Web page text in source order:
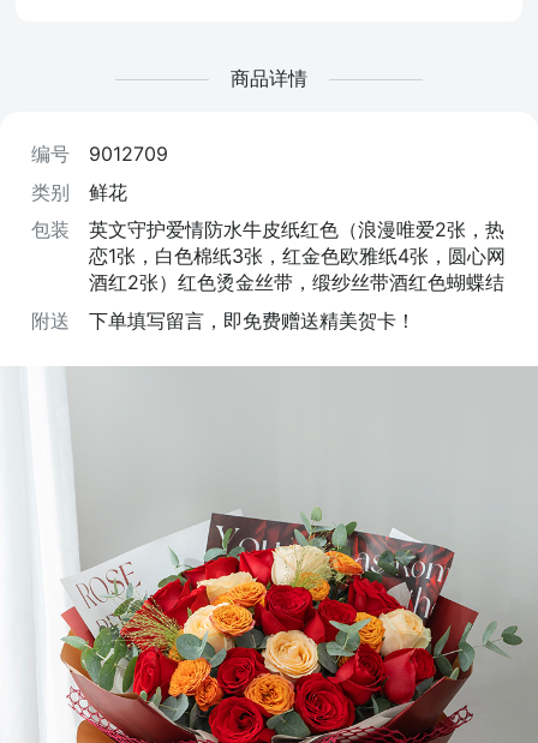
商品详情
编号
9012709
类别
鲜花
包装
英文守护爱情防水牛皮纸红色（浪漫唯爱2张，热
恋1张，白色棉纸3张，红金色欧雅纸4张，圆心网
酒红2张）红色烫金丝带，缎纱丝带酒红色蝴蝶结
附送
下单填写留言，即免费赠送精美贺卡！